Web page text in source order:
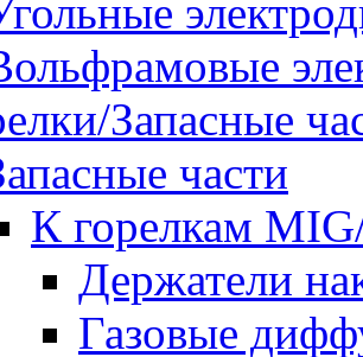
Запасные
части
К горелкам
Держатели
Газовые